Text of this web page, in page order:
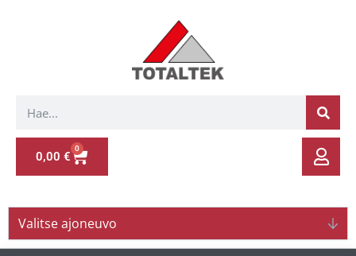
0,00 €
0
Valitse ajoneuvo